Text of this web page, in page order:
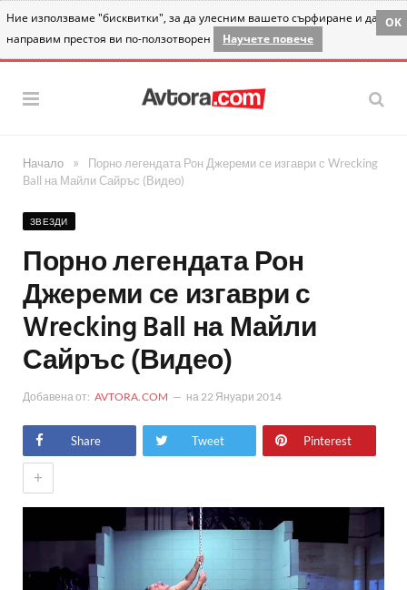
Ние използваме "бисквитки", за да улесним вашето сърфиране и да
направим престоя ви по-ползотворен
Научете повече
OK
Начало »
Порно легендата Рон Джереми се изгаври с Wrecking
Ball на Майли Сайръс (Видео)
ЗВЕЗДИ
Порно легендата Рон
Джереми се изгаври с
Wrecking Ball на Майли
Сайръс (Видео)
Добавена от: AVTORA.COM на 22 Януари 2014
Share Tweet Pinterest
+